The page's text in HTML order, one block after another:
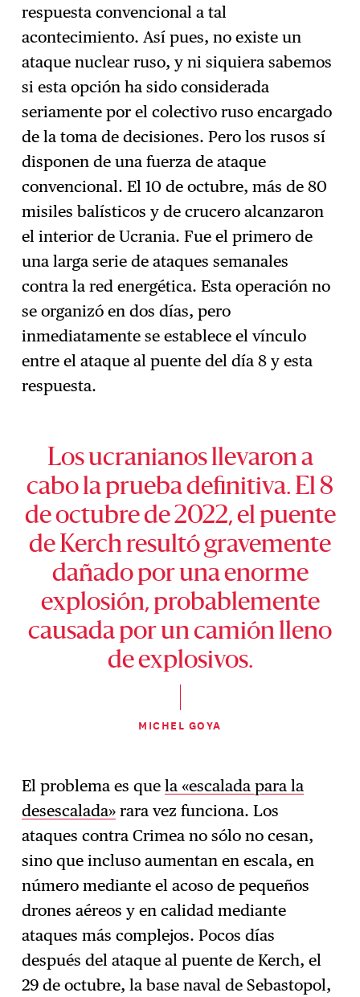
respuesta convencional a tal
acontecimiento. Así pues, no existe un
ataque nuclear ruso, y ni siquiera sabemos
si esta opción ha sido considerada
seriamente por el colectivo ruso encargado
de la toma de decisiones. Pero los rusos sí
disponen de una fuerza de ataque
convencional. El 10 de octubre, más de 80
misiles balísticos y de crucero alcanzaron
el interior de Ucrania. Fue el primero de
una larga serie de ataques semanales
contra la red energética. Esta operación no
se organizó en dos días, pero
inmediatamente se establece el vínculo
entre el ataque al puente del día 8 y esta
respuesta.
Los ucranianos llevaron a
cabo la prueba definitiva. El 8
de octubre de 2022, el puente
de Kerch resultó gravemente
dañado por una enorme
explosión, probablemente
causada por un camión lleno
de explosivos.
MICHEL GOYA
El problema es quela «escalada para la
desescalada» rara vez funciona. Los
ataques contra Crimea no sólo no cesan,
sino que incluso aumentan en escala, en
número mediante el acoso de pequeños
drones aéreos y en calidad mediante
ataques más complejos. Pocos días
después del ataque al puente de Kerch, el
29 de octubre, la base naval de Sebastopol,